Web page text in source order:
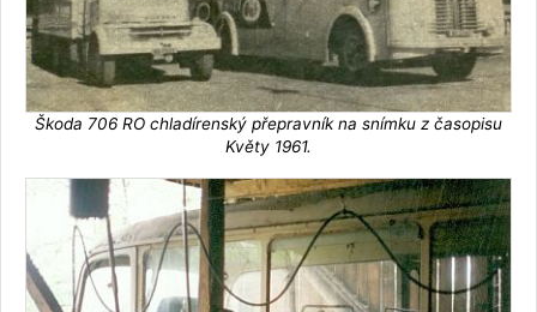
Škoda 706 RO chladírenský přepravník na snímku z časopisu
Květy 1961.